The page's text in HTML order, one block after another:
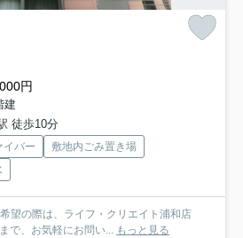
円
建
徒歩10分
イバー
敷地内ごみ置き場
望の際は、ライフ・クリエイト浦和店
で、お気軽にお問い... もっと見る